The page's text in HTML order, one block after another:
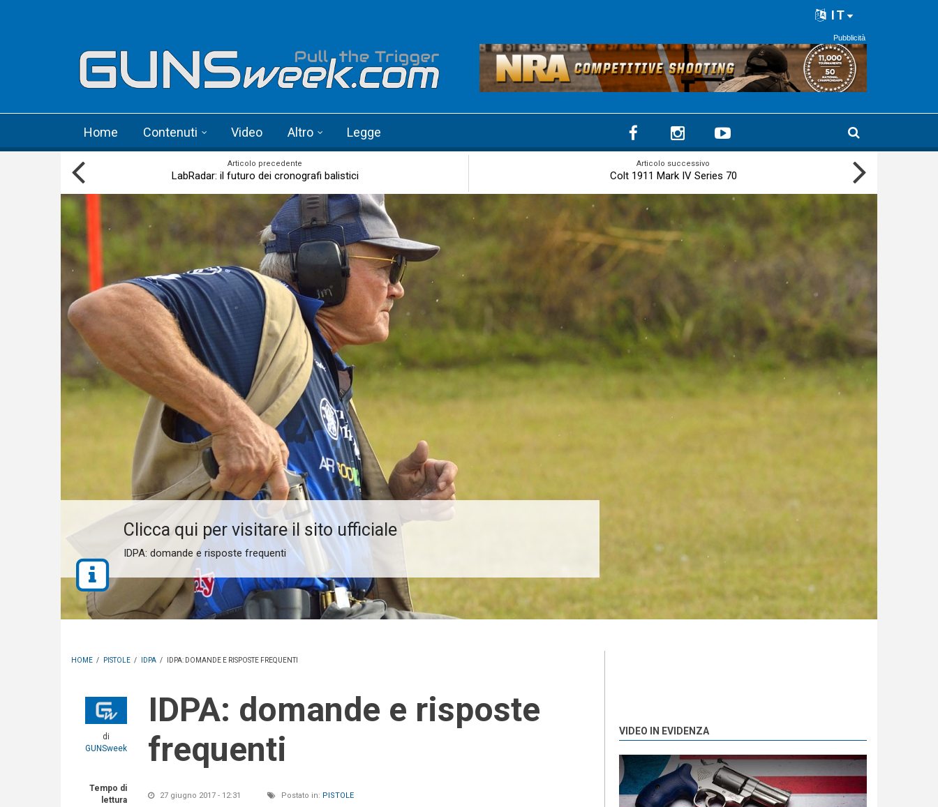
IT
Pubblicità
Home Contenuti Video Altro Legge
Articolo precedente
LabRadar: il futuro dei cronografi balistici
Articolo successivo
Colt 1911 Mark IV Series 70
HOME / PISTOLE / IDPA / IDPA: DOMANDE E RISPOSTE FREQUENTI
di
GUNSweek
Tempo di
lettura
IDPA: domande e risposte
frequenti
27 giugno 2017 - 12:31 Postato in: PISTOLE
VIDEO IN EVIDENZA